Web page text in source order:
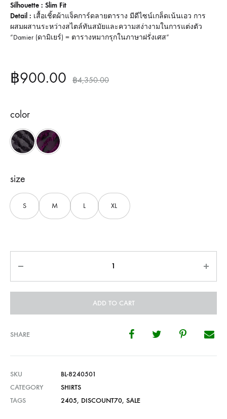
Silhouette : Slim Fit
Detail : เสื้อเชิ้ตผ้าแจ็คการ์ดลายตาราง มีดีไซน์เกล็ดเน้นเอว การ
ผสมผสานระหว่างสไตล์ทันสมัยและความสง่างามในการแต่งตัว
“Damier (ดามิเยร์) = ตารางหมากรุกในภาษาฝรั่งเศส”
฿900.00 ฿4,350.00
color
Black Purple
size
S M L XL
ADD TO CART
SHARE
SKU
BL-8240501
CATEGORY
SHIRTS
TAGS
2405, DISCOUNT70, SALE